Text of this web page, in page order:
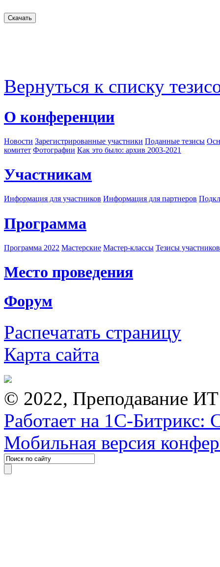
Вернуться к списку
О конференции
Новости Зарегистрированные участники Поданные тезисы
комитет Фотографии Как это было: архив 2003-2021
Участникам
Информация для участников Информация для партнеров
Программа
Программа 2022 Мастерские Мастер-классы Тезисы
Место проведения
Форум
Распечатать страницу
Карта сайта
© 2022, Преподавание
Работает на 1С-Битрикс:
Мобильная версия